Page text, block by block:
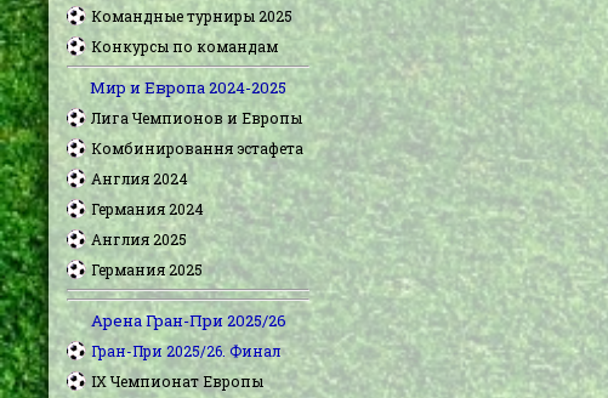
Командные турниры 2025
Конкурсы по командам
Мир и Европа 2024-2025
Лига Чемпионов и Европы
Комбинировання эстафета
Англия 2024
Германия 2024
Англия 2025
Германия 2025
Арена Гран-При 2025/26
Гран-При 2025/26. Финал
IX Чемпионат Европы